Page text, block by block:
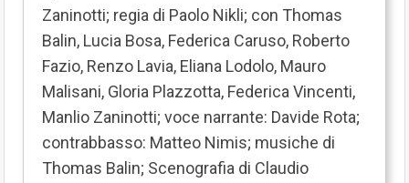
Zaninotti; regia di Paolo Nikli; con Thomas
Balin, Lucia Bosa, Federica Caruso, Roberto
Fazio, Renzo Lavia, Eliana Lodolo, Mauro
Malisani, Gloria Plazzotta, Federica Vincenti,
Manlio Zaninotti; voce narrante: Davide Rota;
contrabbasso: Matteo Nimis; musiche di
Thomas Balin; Scenografia di Claudio